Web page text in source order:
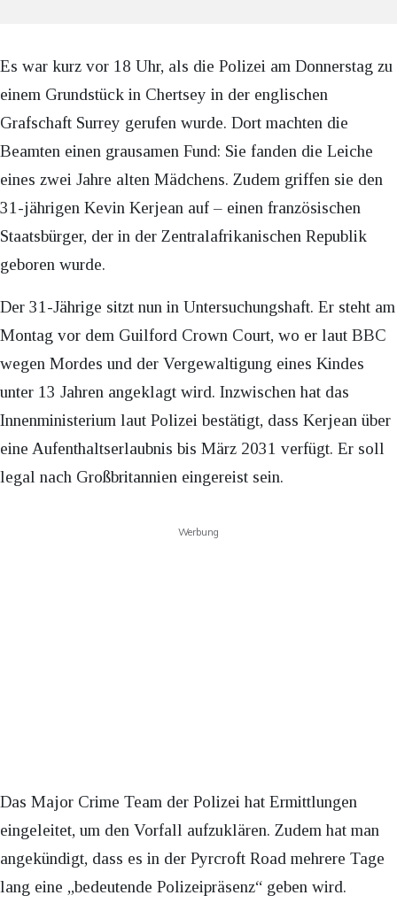
Es war kurz vor 18 Uhr, als die Polizei am Donnerstag zu
einem Grundstück in Chertsey in der englischen
Grafschaft Surrey gerufen wurde. Dort machten die
Beamten einen grausamen Fund: Sie fanden die Leiche
eines zwei Jahre alten Mädchens. Zudem griffen sie den
31-jährigen Kevin Kerjean auf – einen französischen
Staatsbürger, der in der Zentralafrikanischen Republik
geboren wurde.
Der 31-Jährige sitzt nun in Untersuchungshaft. Er steht am
Montag vor dem Guilford Crown Court, wo er laut BBC
wegen Mordes und der Vergewaltigung eines Kindes
unter 13 Jahren angeklagt wird. Inzwischen hat das
Innenministerium laut Polizei bestätigt, dass Kerjean über
eine Aufenthaltserlaubnis bis März 2031 verfügt. Er soll
legal nach Großbritannien eingereist sein.
Werbung
Das Major Crime Team der Polizei hat Ermittlungen
eingeleitet, um den Vorfall aufzuklären. Zudem hat man
angekündigt, dass es in der Pyrcroft Road mehrere Tage
lang eine „bedeutende Polizeipräsenz“ geben wird.